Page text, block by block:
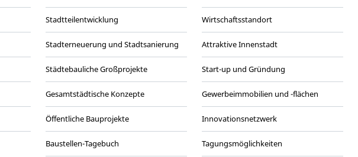
Stadtteilentwicklung
Stadterneuerung und Stadtsanierung
Städtebauliche Großprojekte
Gesamtstädtische Konzepte
Öffentliche Bauprojekte
Baustellen-Tagebuch
Wirtschaftsstandort
Attraktive Innenstadt
Start-up und Gründung
Gewerbeimmobilien und -flächen
Innovationsnetzwerk
Tagungsmöglichkeiten